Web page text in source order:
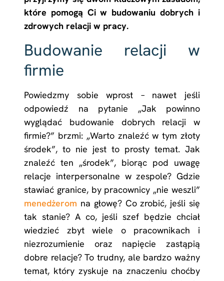
które pomogą Ci w budowaniu dobrych i
zdrowych relacji w pracy.
Budowanie relacji w
firmie
Powiedzmy sobie wprost – nawet jeśli
odpowiedź na pytanie „Jak powinno
wyglądać budowanie dobrych relacji w
firmie?” brzmi: „Warto znaleźć w tym złoty
środek”, to nie jest to prosty temat. Jak
znaleźć ten „środek”, biorąc pod uwagę
relacje interpersonalne w zespole? Gdzie
stawiać granice, by pracownicy „nie weszli”
menedżerom na głowę? Co zrobić, jeśli się
tak stanie? A co, jeśli szef będzie chciał
wiedzieć zbyt wiele o pracownikach i
niezrozumienie oraz napięcie zastąpią
dobre relacje? To trudny, ale bardzo ważny
temat, który zyskuje na znaczeniu choćby